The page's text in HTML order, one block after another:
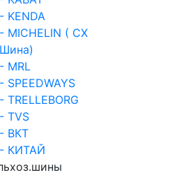
- KENDA
- MICHELIN ( СХ
Шина)
- MRL
- SPEEDWAYS
- TRELLEBORG
- TVS
- ВКТ
- КИТАЙ